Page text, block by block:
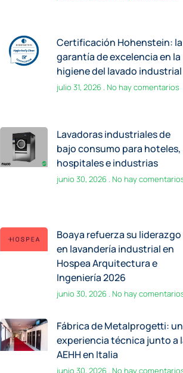
garantía de excelencia en la
higiene del lavado industrial
julio 31, 2026 No hay comentarios
hospitales e industrias
junio 30, 2026No hay comentarios
Boaya refuerza su liderazgo
junio 30, 2026 No hay comentarios
Fábrica de Metalprogetti: una
experiencia técnica junto a la
AEHH en Italia